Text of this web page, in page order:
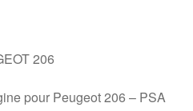
206
pour Peugeot 206 – PSA